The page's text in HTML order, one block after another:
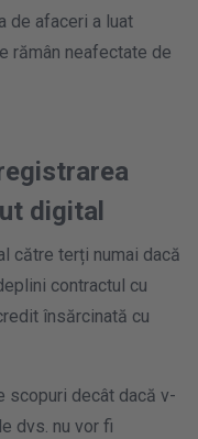
de afaceri a luat
rămân neafectate de
digital
către terți numai dacă
contractul cu
însărcinată cu
scopuri decât dacă v-
dvs. nu vor fi